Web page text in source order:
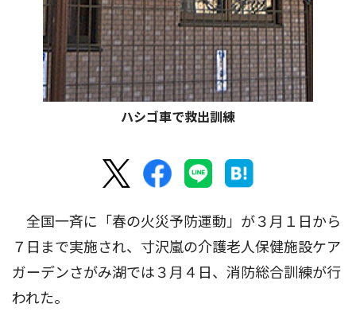
ハシゴ車で救出訓練
全国一斉に「春の火災予防運動」が３月１日から
７日まで実施され、寸沢嵐の介護老人保健施設ケア
ガーデンさがみ湖では３月４日、消防総合訓練が行
われた。